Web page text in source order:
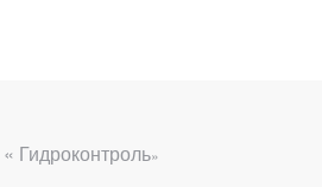
Гидроконтроль»